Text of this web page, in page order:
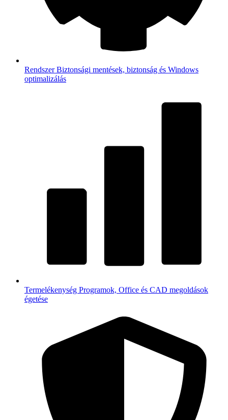
RendszerBiztonsági mentések, biztonság és Windows
optimalizálás
Termelékenység Programok, Office és CAD megoldások
égetése